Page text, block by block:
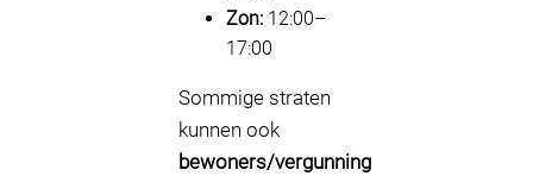
Zon: 12:00–
17:00
Sommige straten
kunnen ook
bewoners/vergunning